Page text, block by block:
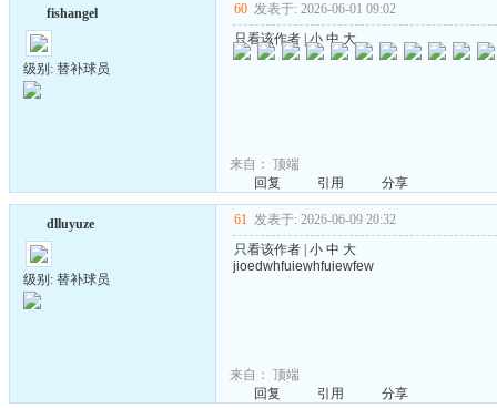
fishangel
级别: 替补球员
60 发表于: 2026-06-01 09:02
只看该作者 |小 中 大
来自： 顶端
回复
引用 分享
dlluyuze
级别: 替补球员
61 发表于: 2026-06-09 20:32
只看该作者 小 中 大
jioedwhfuiewhfuiewfew
来自： 顶端
回复
引用 分享